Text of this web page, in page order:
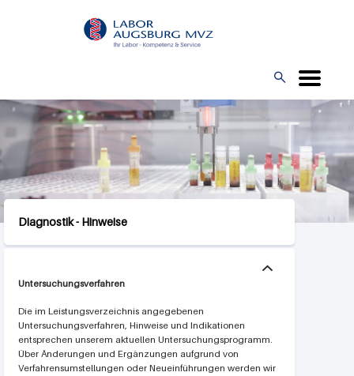
Direkt
zum
O

Diagnostik - Hinweise
Untersuchungsverfahren
Die im Leistungsverzeichnis angegebenen
Untersuchungsverfahren, Hinweise und Indikationen
entsprechen unserem aktuellen Untersuchungsprogramm.
Über Änderungen und Ergänzungen aufgrund von
Verfahrensumstellungen oder Neueinführungen werden wir